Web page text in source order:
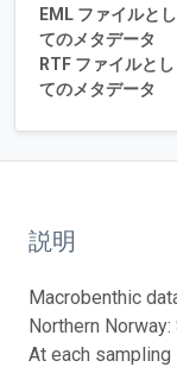
EML ファイルとし
てのメタデータ
RTF ファイルとし
てのメタデータ
説明
Macrobenthic
Northern
At each